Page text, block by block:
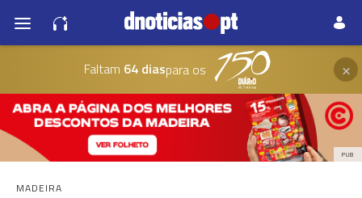
Faltam 64 diaspara os ×
PUB
MADEIRA